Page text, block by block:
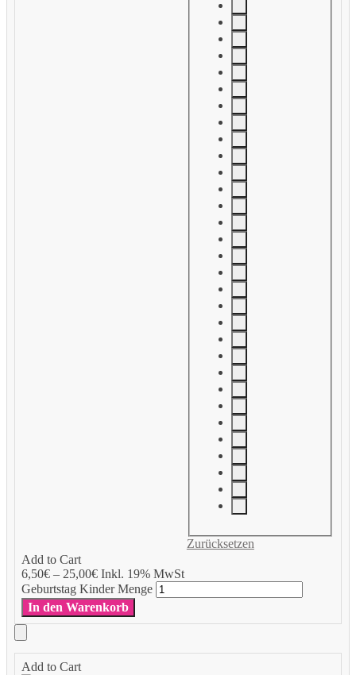
Add to Cart
6,50€– 25,00€Inkl. 19% MwSt
Zurücksetzen
Geburtstag Kinder Menge
In den Warenkorb
Add to Cart